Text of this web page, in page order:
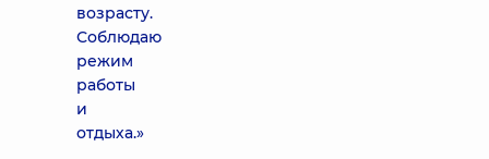
возрасту.
Соблюдаю
режим
работы
и
отдыха.»